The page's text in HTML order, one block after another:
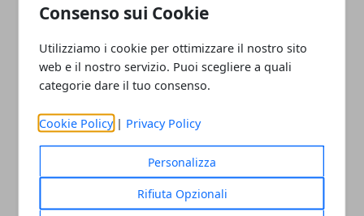
Consenso sui Cookie
Utilizziamo i cookie per ottimizzare il nostro sito
web e il nostro servizio. Puoi scegliere a quali
categorie dare il tuo consenso.
Cookie Policy | Privacy Policy
Personalizza
Rifiuta Opzionali
ARTICOLI CORRELATI
Oltre 70 tornado colpiscono gli USA